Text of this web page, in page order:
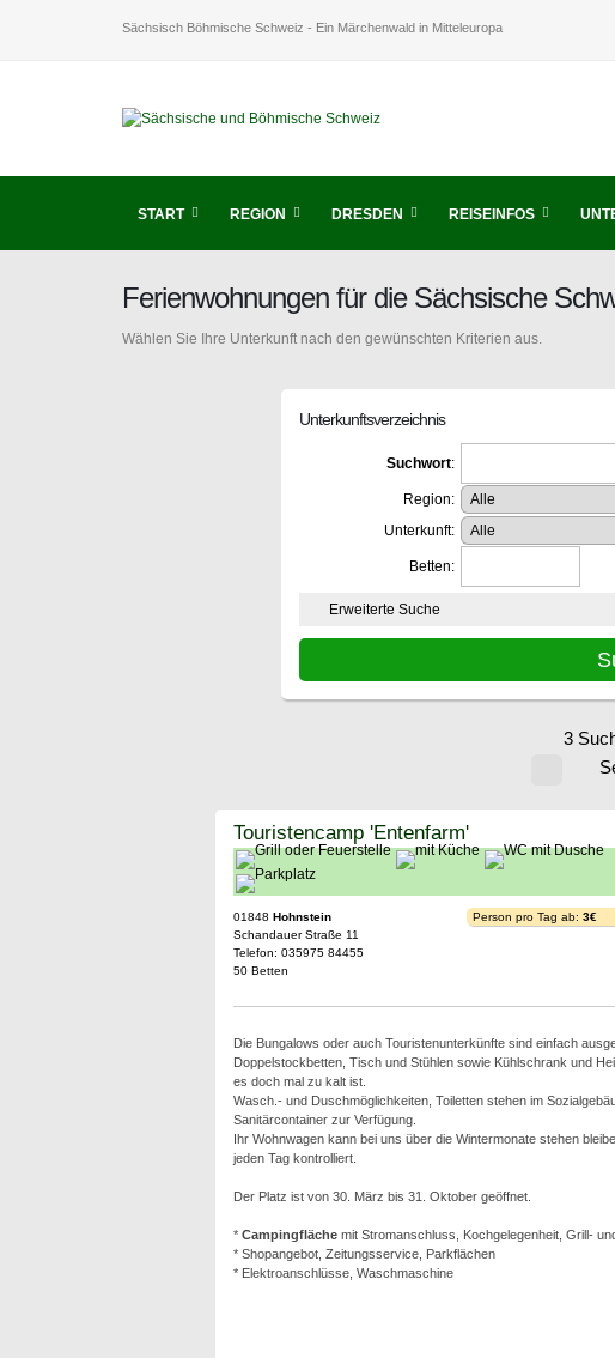
Sächsisch Böhmische Schweiz - Ein Märchenwald in Mitteleuropa
START REGION DRESDEN REISEINFOS
Ferienwohnungen für die Sächsische
Wählen Sie Ihre Unterkunft nach den gewünschten Kriterien aus.
Unterkunftsverzeichnis
Suchwort:
Region:
Unterkunft:
Betten:
Erweiterte Suche
3
Touristencamp 'Entenfarm'
01848 Hohnstein
Schandauer Straße 11
Telefon: 035975 84455
50 Betten
Person pro Tag ab: 3€
Die Bungalows oder auch Touristenunterkünfte sind einfach
Doppelstockbetten, Tisch und Stühlen sowie Kühlschrank und
es doch mal zu kalt ist.
Wasch.- und Duschmöglichkeiten, Toiletten stehen im
Sanitärcontainer zur Verfügung.
Ihr Wohnwagen kann bei uns über die Wintermonate stehen
jeden Tag kontrolliert.
Der Platz ist von 30. März bis 31. Oktober geöffnet.
* Campingflächemit Stromanschluss, Kochgelegenheit, Grill-
* Shopangebot, Zeitungsservice, Parkflächen
* Elektroanschlüsse, Waschmaschine